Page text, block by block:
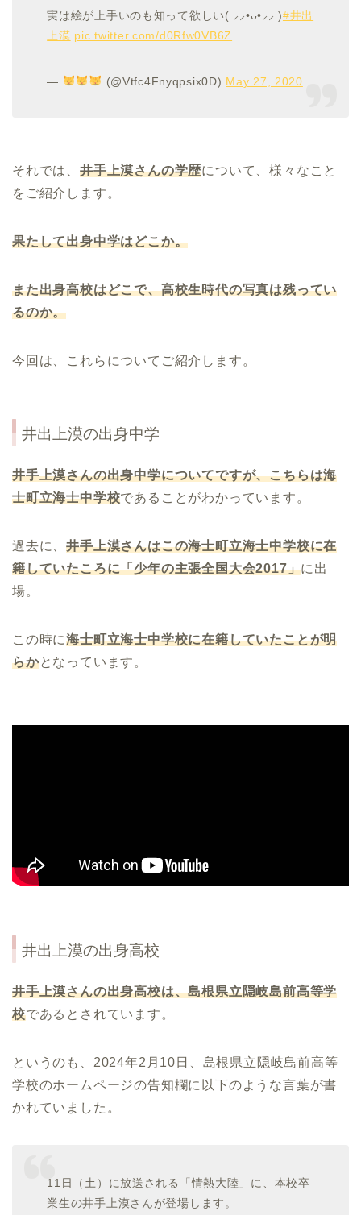
実は絵が上手いのも知って欲しい( ⸝⸝•ᴗ•⸝⸝ )#井出
上漠 pic.twitter.com/d0Rfw0VB6Z
— (@Vtfc4Fnyqpsix0D) May 27, 2020
それでは、 井手上漠さんの学歴について、様々なこと
をご紹介します。
果たして出身中学はどこか。
また出身高校はどこで、高校生時代の写真は残ってい
るのか。
今回は、これらについてご紹介します。
井出上漠の出身中学
井手上漠さんの出身中学についてですが、こちらは海
士町立海士中学校であることがわかっています。
過去に、井手上漠さんはこの海士町立海士中学校に在
籍していたころに「少年の主張全国大会2017」に出
場。
この時に海士町立海士中学校に在籍していたことが明
らかとなっています。
井出上漠の出身高校
井手上漠さんの出身高校は、島根県立隠岐島前高等学
校であるとされています。
というのも、2024年2月10日、島根県立隠岐島前高等
学校のホームページの告知欄に以下のような言葉が書
かれていました。
11日（土）に放送される「情熱大陸」に、本校卒
業生の井手上漠さんが登場します。